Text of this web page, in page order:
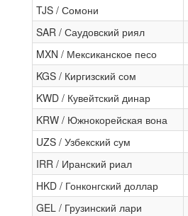
TJS / Сомони
SAR / Саудовский риял
MXN / Мексиканское песо
KGS / Киргизский сом
KWD / Кувейтский динар
KRW / Южнокорейская вона
UZS / Узбекский сум
IRR / Иранский риал
HKD / Гонконгский доллар
GEL / Грузинский лари